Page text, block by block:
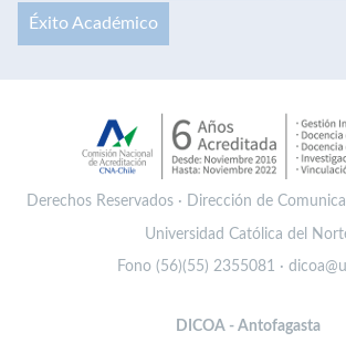
Éxito Académico
Derechos Reservados · Dirección de
Universidad Católica del
Fono (56)(55) 2355081 ·
DICOA - Antofagasta